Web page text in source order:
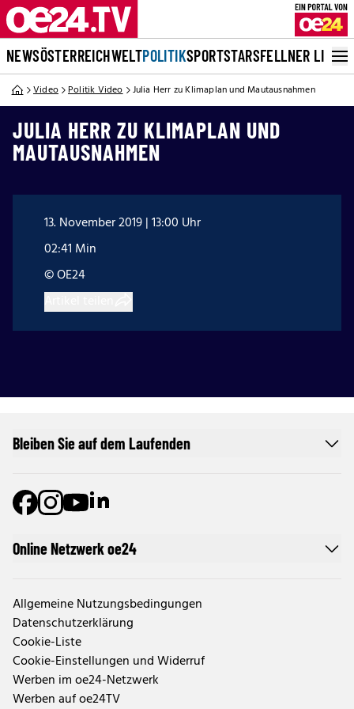
NEWSÖSTERREICHWELTPOLITIKSPORTSTARSFELLNER LIVE
Video Politik Video Julia Herr zu Klimaplan und Mautausnahmen
JULIA HERR ZU KLIMAPLAN UND
MAUTAUSNAHMEN
13. November 2019 | 13:00 Uhr
02:41 Min
© OE24
Online Netzwerk oe24
Allgemeine Nutzungsbedingungen
Datenschutzerklärung
Cookie-Liste
Cookie-Einstellungen und Widerruf
Werben im oe24-Netzwerk
Werben auf oe24TV
Bleiben Sie auf dem Laufenden